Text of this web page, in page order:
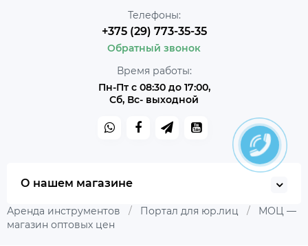
Телефоны:
+375 (29) 773-35-35
Обратный звонок
Время работы:
Пн-Пт с 08:30 до 17:00,
Сб, Вс- выходной
О нашем магазине
Аренда инструментов / Портал для юр.лиц /
МОЦ —
магазин оптовых цен